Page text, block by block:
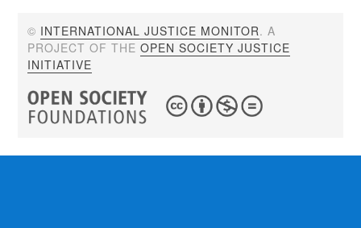
© INTERNATIONAL JUSTICE MONITOR. A
PROJECT OF THEOPEN SOCIETY JUSTICE
INITIATIVE